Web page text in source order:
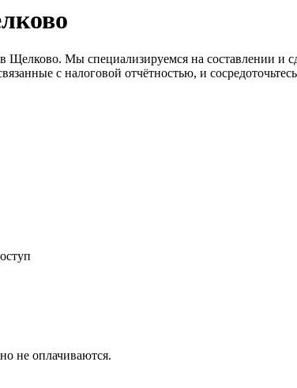
Мы специализируемся на составлении и
с налоговой отчётностью, и
не оплачиваются.